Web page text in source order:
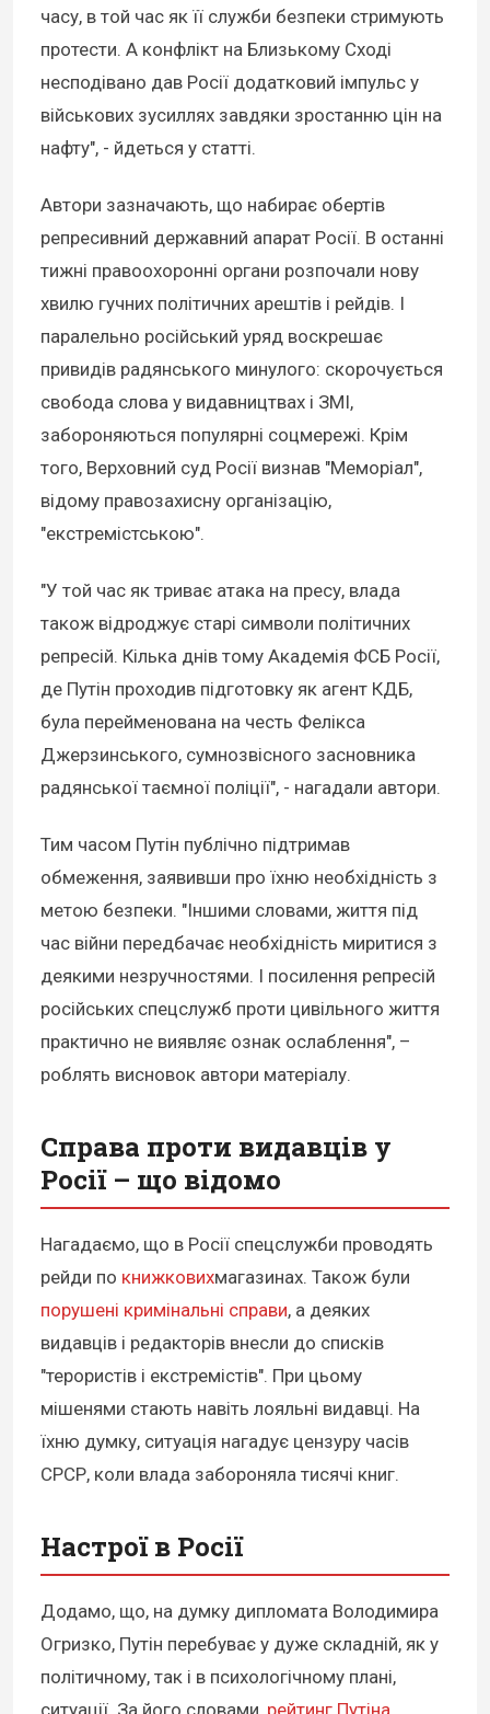
часу, в той час як її служби безпеки стримують
протести. А конфлікт на Близькому Сході
несподівано дав Росії додатковий імпульс у
військових зусиллях завдяки зростанню цін на
нафту", - йдеться у статті.
Автори зазначають, що набирає обертів
репресивний державний апарат Росії. В останні
тижні правоохоронні органи розпочали нову
хвилю гучних політичних арештів і рейдів. І
паралельно російський уряд воскрешає
привидів радянського минулого: скорочується
свобода слова у видавництвах і ЗМІ,
забороняються популярні соцмережі. Крім
того, Верховний суд Росії визнав "Меморіал",
відому правозахисну організацію,
"екстремістською".
"У той час як триває атака на пресу, влада
також відроджує старі символи політичних
репресій. Кілька днів тому Академія ФСБ Росії,
де Путін проходив підготовку як агент КДБ,
була перейменована на честь Фелікса
Джерзинського, сумнозвісного засновника
радянської таємної поліції", - нагадали автори.
Тим часом Путін публічно підтримав
обмеження, заявивши про їхню необхідність з
метою безпеки. "Іншими словами, життя під
час війни передбачає необхідність миритися з
деякими незручностями. І посилення репресій
російських спецслужб проти цивільного життя
практично не виявляє ознак ослаблення", –
роблять висновок автори матеріалу.
Справа проти видавців у
Росії – що відомо
Нагадаємо, що в Росії спецслужби проводять
рейди по книжковихмагазинах. Також були
порушені кримінальні справи, а деяких
видавців і редакторів внесли до списків
"терористів і екстремістів". При цьому
мішенями стають навіть лояльні видавці. На
їхню думку, ситуація нагадує цензуру часів
СРСР, коли влада забороняла тисячі книг.
Настрої в Росії
Додамо, що, на думку дипломата Володимира
Огризко, Путін перебуває у дуже складній, як у
політичному, так і в психологічному плані,